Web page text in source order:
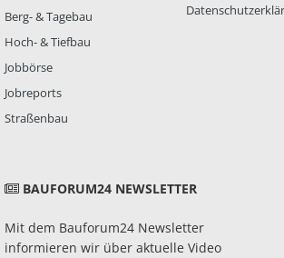
Berg- & Tagebau
Hoch- & Tiefbau
Jobbörse
Jobreports
Straßenbau
BAUFORUM24 NEWSLETTER
Mit dem Bauforum24 Newsletter
informieren wir über aktuelle Video